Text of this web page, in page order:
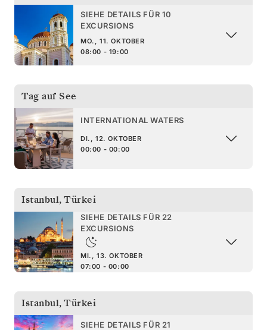
SIEHE DETAILS FÜR 10
EXCURSIONS
MO., 11. OKTOBER
08:00 - 19:00
Tag auf See
INTERNATIONAL WATERS
DI., 12. OKTOBER
00:00 - 00:00
Istanbul,Türkei
SIEHE DETAILS FÜR 22
EXCURSIONS
MI., 13. OKTOBER
07:00 - 00:00
Istanbul,Türkei
SIEHE DETAILS FÜR 21